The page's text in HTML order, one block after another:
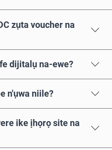
zụta voucher na
dijitalụ na-ewe?
n'ụwa niile?
ike ịhọrọ site na